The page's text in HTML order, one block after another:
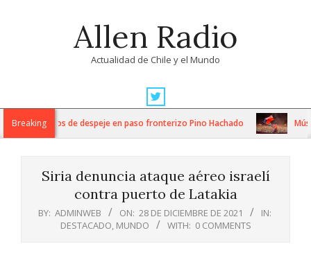
Allen Radio
Actualidad de Chile y el Mundo
Navigation
MenuBreaking
trabajos de despeje en paso fronterizo Pino Hachado
Siria denuncia ataque aéreo israelí
contra puerto de Latakia
BY: ADMINWEB ON: 28 DE DICIEMBRE DE 2021
IN:
DESTACADO, MUNDO WITH: 0 COMMENTS